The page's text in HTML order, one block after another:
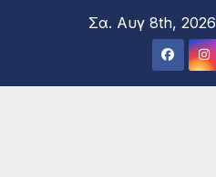
Σα. Αυγ 8th, 2026